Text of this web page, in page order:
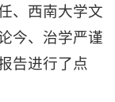
、西南大学文
今、治学严谨
告进行了点